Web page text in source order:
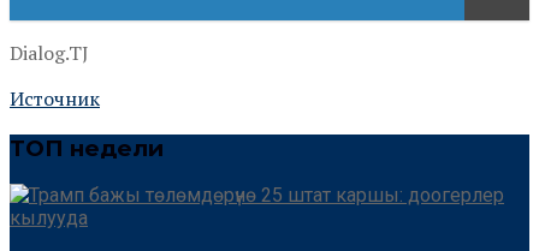
Dialog.TJ
Источник
ТОП недели